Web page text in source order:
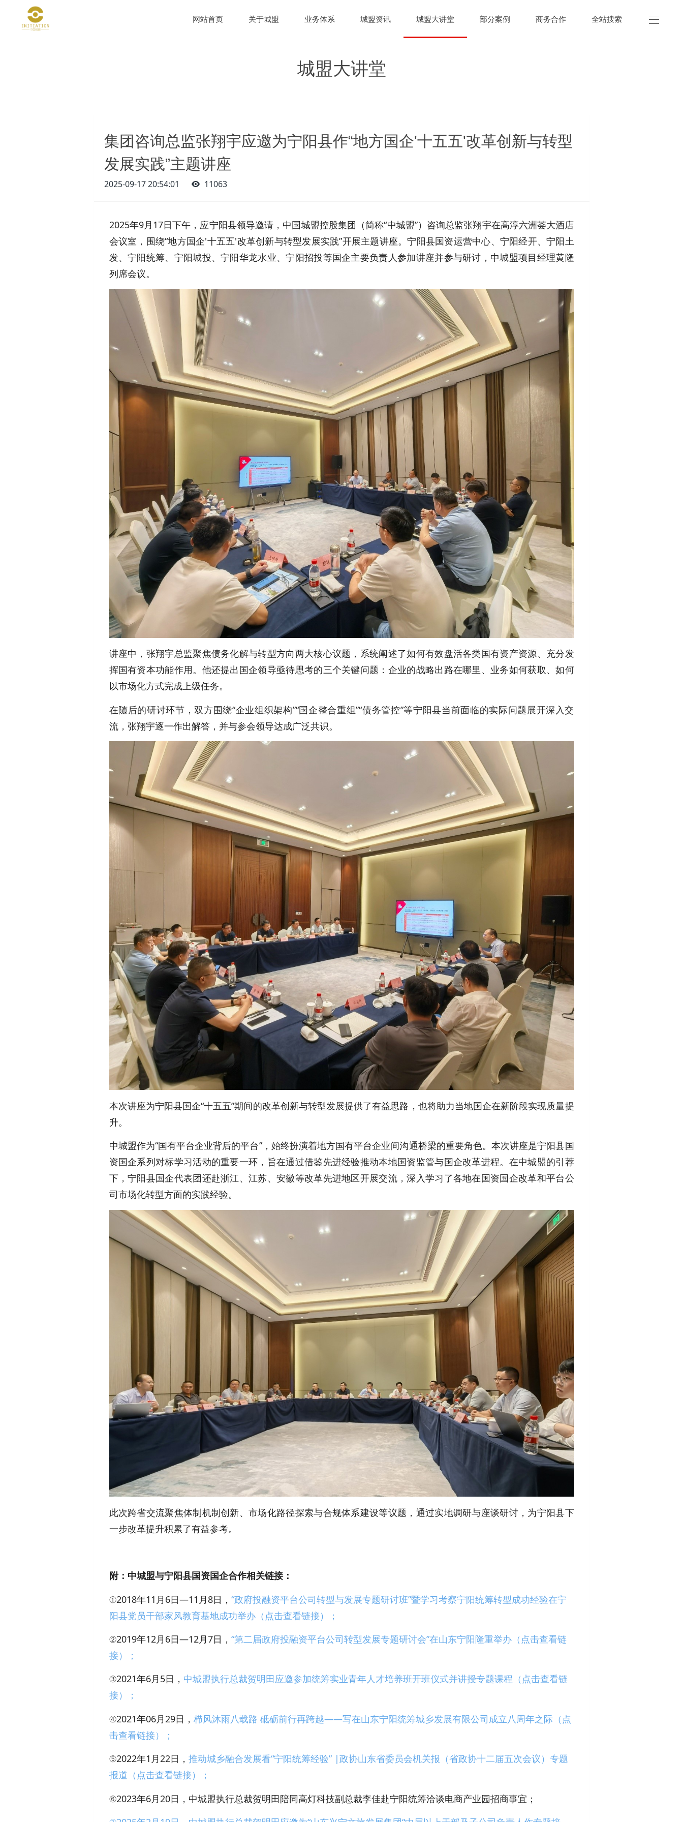
网站首页 关于城盟 业务体系 城盟资讯 城盟大讲堂 部分案例 商务合作 全站搜索
城盟大讲堂
集团咨询总监张翔宇应邀为宁阳县作“地方国企'十五五'改革创新与转型
发展实践”主题讲座
2025-09-17 20:54:01 11063
2025年9月17日下午，应宁阳县领导邀请，中国城盟控股集团（简称“中城盟”）咨询总监张翔宇在高淳六洲荟大酒店
会议室，围绕“地方国企'十五五'改革创新与转型发展实践”开展主题讲座。宁阳县国资运营中心、宁阳经开、宁阳土
发、宁阳统筹、宁阳城投、宁阳华龙水业、宁阳招投等国企主要负责人参加讲座并参与研讨，中城盟项目经理黄隆
列席会议。
讲座中，张翔宇总监聚焦债务化解与转型方向两大核心议题，系统阐述了如何有效盘活各类国有资产资源、充分发
挥国有资本功能作用。他还提出国企领导亟待思考的三个关键问题：企业的战略出路在哪里、业务如何获取、如何
以市场化方式完成上级任务。
在随后的研讨环节，双方围绕“企业组织架构”“国企整合重组”“债务管控”等宁阳县当前面临的实际问题展开深入交
流，张翔宇逐一作出解答，并与参会领导达成广泛共识。
本次讲座为宁阳县国企“十五五”期间的改革创新与转型发展提供了有益思路，也将助力当地国企在新阶段实现质量提
升。
中城盟作为“国有平台企业背后的平台”，始终扮演着地方国有平台企业间沟通桥梁的重要角色。本次讲座是宁阳县国
资国企系列对标学习活动的重要一环，旨在通过借鉴先进经验推动本地国资监管与国企改革进程。在中城盟的引荐
下，宁阳县国企代表团还赴浙江、江苏、安徽等改革先进地区开展交流，深入学习了各地在国资国企改革和平台公
司市场化转型方面的实践经验。
此次跨省交流聚焦体制机制创新、市场化路径探索与合规体系建设等议题，通过实地调研与座谈研讨，为宁阳县下
一步改革提升积累了有益参考。
附：中城盟与宁阳县国资国企合作相关链接：
①2018年11月6日—11月8日， “政府投融资平台公司转型与发展专题研讨班”暨学习考察宁阳统筹转型成功经验在宁
阳县党员干部家风教育基地成功举办（点击查看链接）；
②2019年12月6日—12月7日， “第二届政府投融资平台公司转型发展专题研讨会”在山东宁阳隆重举办（点击查看链
接）；
③2021年6月5日， 中城盟执行总裁贺明田应邀参加统筹实业青年人才培养班开班仪式并讲授专题课程（点击查看链
接）；
④2021年06月29日， 栉风沐雨八载路 砥砺前行再跨越——写在山东宁阳统筹城乡发展有限公司成立八周年之际（点
击查看链接）；
⑤2022年1月22日， 推动城乡融合发展看“宁阳统筹经验” |政协山东省委员会机关报（省政协十二届五次会议）专题
报道（点击查看链接）；
⑥2023年6月20日，中城盟执行总裁贺明田陪同高灯科技副总裁李佳赴宁阳统筹洽谈电商产业园招商事宜；